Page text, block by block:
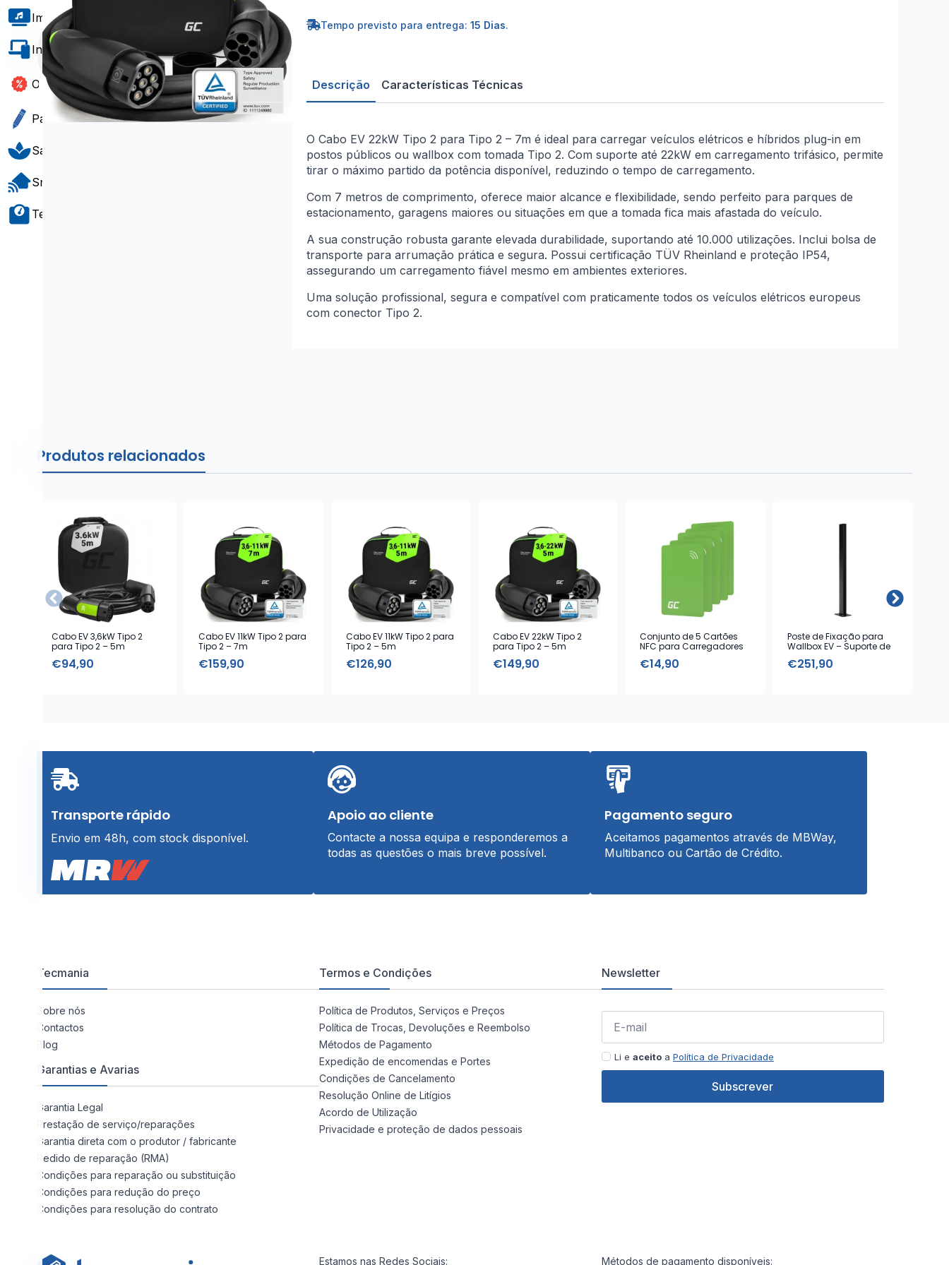
Informática e Software
Outlet
Papelaria e Gift
Tipo
7m
Tempo previsto para entrega: 15 Dias.
Descrição Características Técnicas
O Cabo EV 22kW Tipo 2 para Tipo 2 – 7m é ideal para carregar veículos elétricos e híbridos plug-in em
postos públicos ou wallbox com tomada Tipo 2. Com suporte até 22kW em carregamento trifásico, permite
tirar o máximo partido da potência disponível, reduzindo o tempo de carregamento.
Com 7 metros de comprimento, oferece maior alcance e flexibilidade, sendo perfeito para parques de
estacionamento, garagens maiores ou situações em que a tomada fica mais afastada do veículo.
A sua construção robusta garante elevada durabilidade, suportando até 10.000 utilizações. Inclui bolsa de
transporte para arrumação prática e segura. Possui certificação TÜV Rheinland e proteção IP54,
assegurando um carregamento fiável mesmo em ambientes exteriores.
Uma solução profissional, segura e compatível com praticamente todos os veículos elétricos europeus
com conector Tipo 2.
Produtos relacionados
Cabo EV 3,6kW Tipo 2
para Tipo 2 – 5m
€94,90
Cabo EV 11kW Tipo 2 para
Tipo 2 – 7m
€159,90
Cabo EV 11kW Tipo 2 para
Tipo 2 – 5m
€126,90
Cabo EV 22kW Tipo 2
para Tipo 2 – 5m
€149,90
Conjunto de 5 Cartões
NFC para Carregadores
€14,90
Poste de Fixação para
Wallbox EV – Suporte de
Carregadores
€251,90
Transporte rápido
Envio em 48h, com stock disponível.
Apoio ao cliente
Contacte a nossa equipa e responderemos a
todas as questões o mais breve possível.
Pagamento seguro
Aceitamos pagamentos através de MBWay,
Multibanco ou Cartão de Crédito.
Tecmania
Sobre nós
Contactos
Blog
Garantias e Avarias
Garantia Legal
Prestação de serviço/reparações
Garantia direta com o produtor / fabricante
Pedido de reparação (RMA)
Condições para reparação ou substituição
Condições para redução do preço
Condições para resolução do contrato
Termos e Condições
Política de Produtos, Serviços e Preços
Política de Trocas, Devoluções e Reembolso
Métodos de Pagamento
Expedição de encomendas e Portes
Condições de Cancelamento
Resolução Online de Litígios
Acordo de Utilização
Privacidade e proteção de dados pessoais
Newsletter
Li e aceitoa Política de Privacidade
Subscrever
Estamos nas Redes Sociais: Métodos de pagamento disponíveis: